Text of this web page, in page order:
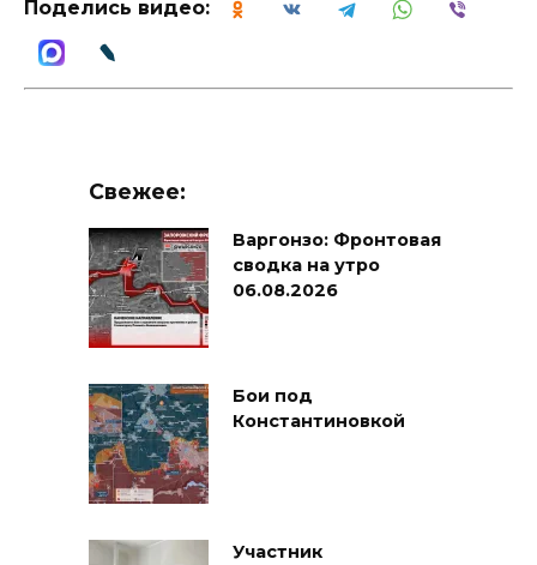
Поделись видео:
Свежее:
Варгонзо: Фронтовая
сводка на утро
06.08.2026
Бои под
Константиновкой
Участник